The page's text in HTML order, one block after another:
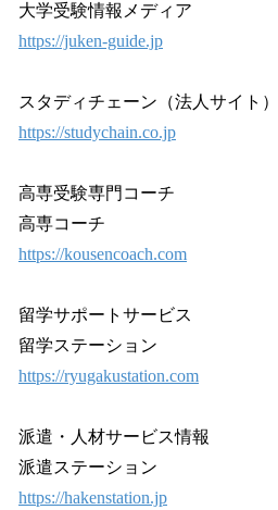
大学受験情報メディア
https://juken-guide.jp
スタディチェーン（法人サイト）
https://studychain.co.jp
高専受験専門コーチ
高専コーチ
https://kousencoach.com
留学サポートサービス
留学ステーション
https://ryugakustation.com
派遣・人材サービス情報
派遣ステーション
https://hakenstation.jp